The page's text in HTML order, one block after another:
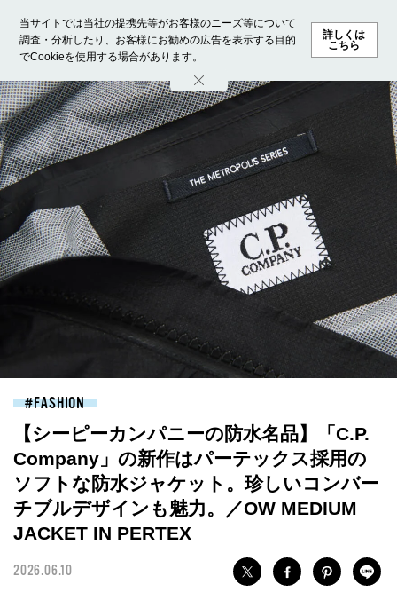
当サイトでは当社の提携先等がお客様のニーズ等について
調査・分析したり、お客様にお勧めの広告を表示する目的
でCookieを使用する場合があります。
詳しくは
こちら
ホーム モデル募集 ランキング ファッション ビューテ
FASHION
【シーピーカンパニーの防水名品】「C.P.
Company」の新作はパーテックス採用の
ソフトな防水ジャケット。珍しいコンバー
チブルデザインも魅力。／OW MEDIUM
JACKET IN PERTEX
2026.06.10